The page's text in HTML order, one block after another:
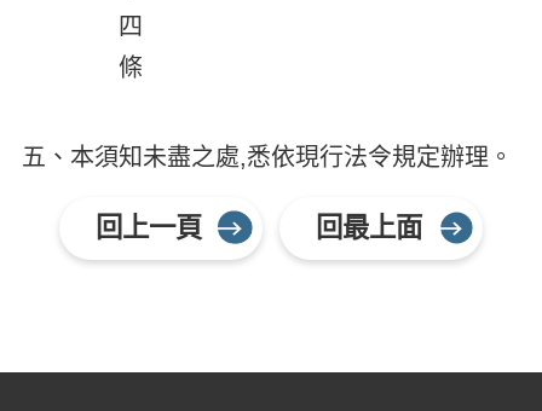
四
條
五、本須知未盡之處,悉依現行法令規定辦理。
回上一頁 回最上面